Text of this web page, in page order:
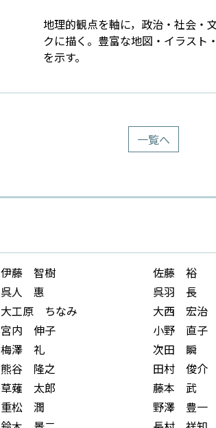
地理的観点を軸に，政治・社会・
クに描く。豊富な地図・イラスト
を示す。
一覧へ
伊藤 智樹 佐藤 裕
呉人 惠 呉羽 長
大工原 ちなみ 大西 宏治
宮内 伸子 小野 直子
梅澤 礼 次田 瞬
熊谷 隆之 田村 俊介
草薙 太郎 藤本 武
重松 潤 野澤 豊一